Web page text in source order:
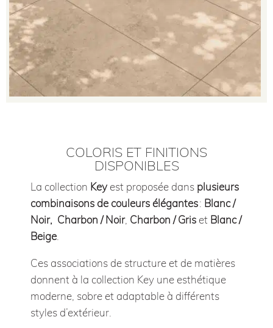
COLORIS ET FINITIONS
DISPONIBLES
La collection Keyest proposée dans plusieurs
combinaisons de couleurs élégantes: Blanc /
Noir, Charbon / Noir, Charbon / Gris et Blanc /
Beige
Ces associations de structure et de matières
donnent à la collection Key une esthétique
moderne, sobre et adaptable à différents
styles d’extérieur.